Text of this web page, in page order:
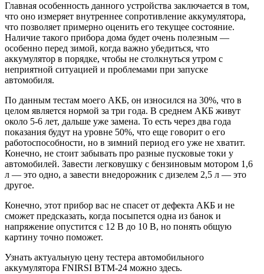
Главная особенность данного устройства заключается в том,
что оно измеряет внутреннее сопротивление аккумулятора,
что позволяет примерно оценить его текущее состояние.
Наличие такого прибора дома будет очень полезным —
особенно перед зимой, когда важно убедиться, что
аккумулятор в порядке, чтобы не столкнуться утром с
неприятной ситуацией и проблемами при запуске
автомобиля.
По данным тестам моего АКБ, он износился на 30%, что в
целом является нормой за три года. В среднем АКБ живут
около 5-6 лет, дальше уже замена. То есть через два года
показания будут на уровне 50%, что еще говорит о его
работоспособности, но в зимний период его уже не хватит.
Конечно, не стоит забывать про разные пусковые токи у
автомобилей. Завести легковушку с бензиновым мотором 1,6
л — это одно, а завести внедорожник с дизелем 2,5 л — это
другое.
Конечно, этот прибор вас не спасет от дефекта АКБ и не
сможет предсказать, когда посыпется одна из банок и
напряжение опустится с 12 В до 10 В, но понять общую
картину точно поможет.
Узнать актуальную цену тестера автомобильного
аккумулятора FNIRSI BTM-24 можно здесь.